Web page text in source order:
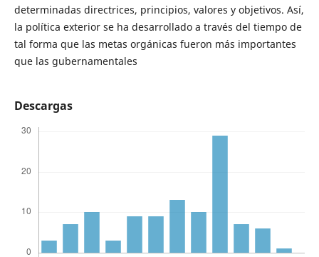
determinadas directrices, principios, valores y objetivos. Así,
la política exterior se ha desarrollado a través del tiempo de
tal forma que las metas orgánicas fueron más importantes
que las gubernamentales
Descargas